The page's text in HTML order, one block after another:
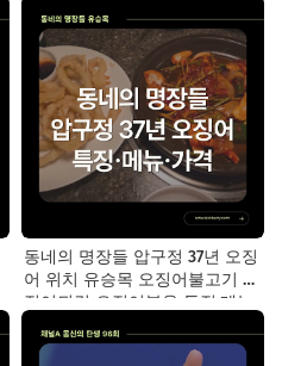
동네의 명장들 압구정 37년 오징
어 위치 유승목 오징어불고기 오
징어튀김 오징어볶음 특징·메뉴·